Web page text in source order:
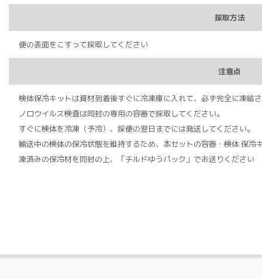
採取方法
便の表面をこすって採取してください
注意点
検体保冷キットは資材到着後すぐに冷凍庫に入れて、必ず完全に凍結
ノロウイルス検査は同封の専用の容器で採取してください。
すぐに検体を冷凍（予冷）、採便の翌⽇までには発送してください。
輸送中の検体の保冷状態を維持するため、本セットの容器・検体 保
凍済みの保冷材を同封の上、「チルドゆうパック」でお送りください